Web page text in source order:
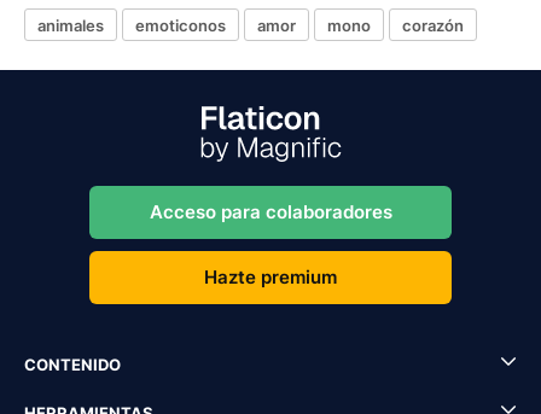
animales emoticonos amor mono corazón
Acceso para colaboradores
Hazte premium
CONTENIDO